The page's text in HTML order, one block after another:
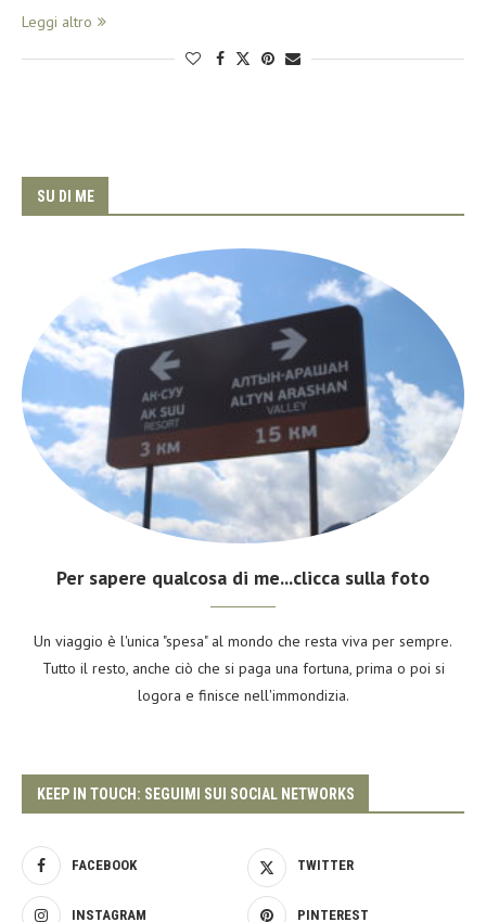
Leggi altro
SU DI ME
Per sapere qualcosa di me...clicca sulla foto
Un viaggio è l'unica "spesa" al mondo che resta viva per sempre.
Tutto il resto, anche ciò che si paga una fortuna, prima o poi si
logora e finisce nell'immondizia.
KEEP IN TOUCH: SEGUIMI SUI SOCIAL NETWORKS
FACEBOOK TWITTER
INSTAGRAM PINTEREST